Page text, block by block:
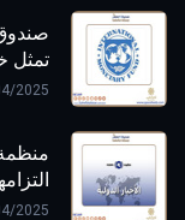
صندوق
تمثل
2025
منظمة
2025